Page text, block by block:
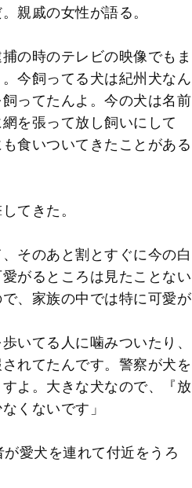
親戚の女性が語る。
の時のテレビの映像でもま
今飼ってる犬は紀州犬なん
ってたんよ。今の犬は名前
を張って放し飼いにして
食いついてきたことがある
てきた。
そのあと割とすぐに今の白
がるところは見たことない
、家族の中では特に可愛が
いてる人に噛みついたり、
れてたんです。警察が犬を
よ。大きな犬なので、『放
くないです」
愛犬を連れて付近をうろ